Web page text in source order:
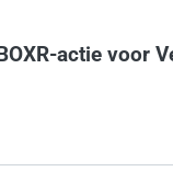
actie voor